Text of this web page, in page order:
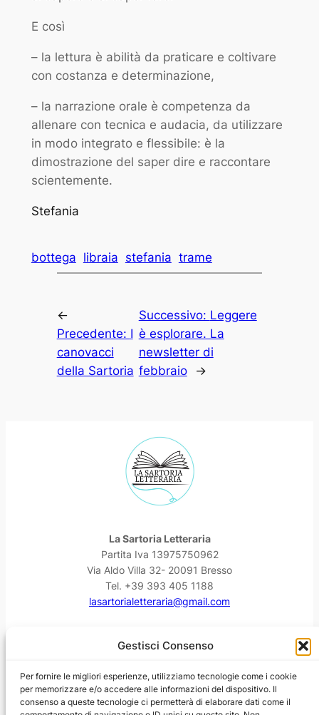
Gestisci Consenso
Per fornire le migliori esperienze, utilizziamo tecnologie come i cookie
per memorizzare e/o accedere alle informazioni del dispositivo. Il
consenso a queste tecnologie ci permetterà di elaborare dati come il
E così
– la lettura è abilità da praticare e coltivare
con costanza e determinazione,
– la narrazione orale è competenza da
allenare con tecnica e audacia, da utilizzare
in modo integrato e flessibile: è la
dimostrazione del saper dire e raccontare
scientemente.
Stefania
bottega libraia stefania trame
←
Precedente: I
canovacci
della Sartoria
Successivo: Leggere
è esplorare. La
newsletter di
febbraio
→
La Sartoria Letteraria
Partita Iva 13975750962
Via Aldo Villa 32- 20091 Bresso
Tel. +39 393 405 1188
lasartorialetteraria@gmail.com
Facebook
Instagram
YouTube
Threads